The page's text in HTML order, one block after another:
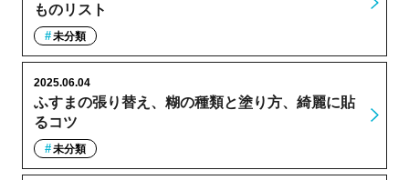
ものリスト
未分類
ふすまの張り替え、糊の種類と塗り方、綺麗に貼
るコツ
2025.06.04
未分類